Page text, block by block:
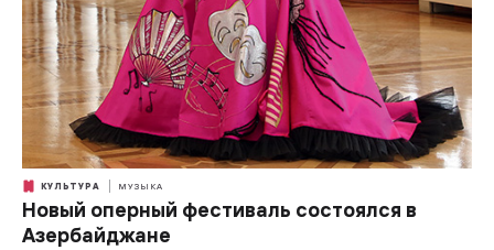
КУЛЬТУРА МУЗЫКА
Новый оперный фестиваль состоялся в
Азербайджане